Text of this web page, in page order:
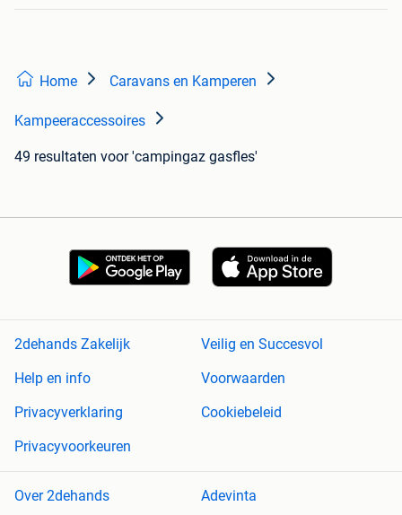
Home Caravans en Kamperen
Kampeeraccessoires
49 resultaten voor 'campingaz gasfles'
2dehands Zakelijk
Veilig en Succesvol
Help en info
Voorwaarden
Privacyverklaring
Cookiebeleid
Privacyvoorkeuren
Over 2dehands Adevinta